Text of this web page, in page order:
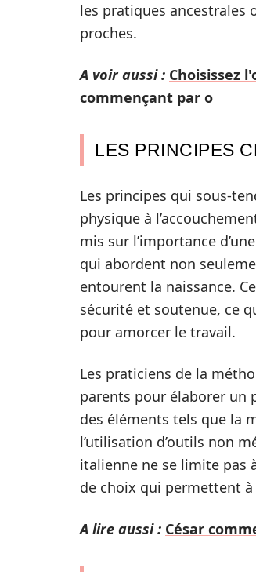
les pratiques ancestrales
proches.
A voir aussi : Choisissez
commençant par o
LES PRINCIPES
Les principes qui sous-
physique à
mis sur l’importance
qui abordent non
entourent la naissance.
sécurité et soutenue, ce
pour amorcer le travail.
Les praticiens de la
parents pour élaborer un
des éléments tels que la
l’utilisation d’outils non
italienne ne se limite pas
de choix qui permettent
A lire aussi : César